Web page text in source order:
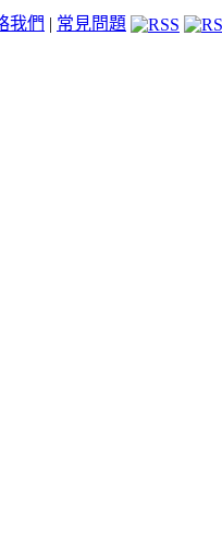
我們 | 常見問題